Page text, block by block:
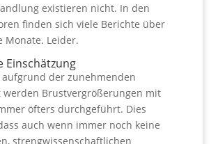
existieren nicht. In den
finden sich viele Berichte über
Monate. Leider.
Einschätzung
der zunehmenden
werden Brustvergrößerungen mit
öfters durchgeführt. Dies
auch wenn immer noch keine
strengwissenschaftlichen